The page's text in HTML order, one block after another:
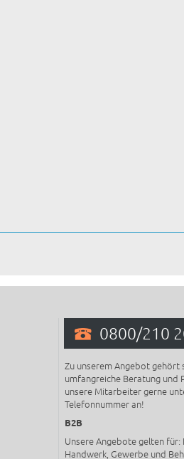
0800/210
Zu unserem Angebot
umfangreiche Beratung und
unsere Mitarbeiter gerne
Telefonnummer an!
B2B
Unsere Angebote gelten für:
Handwerk, Gewerbe und